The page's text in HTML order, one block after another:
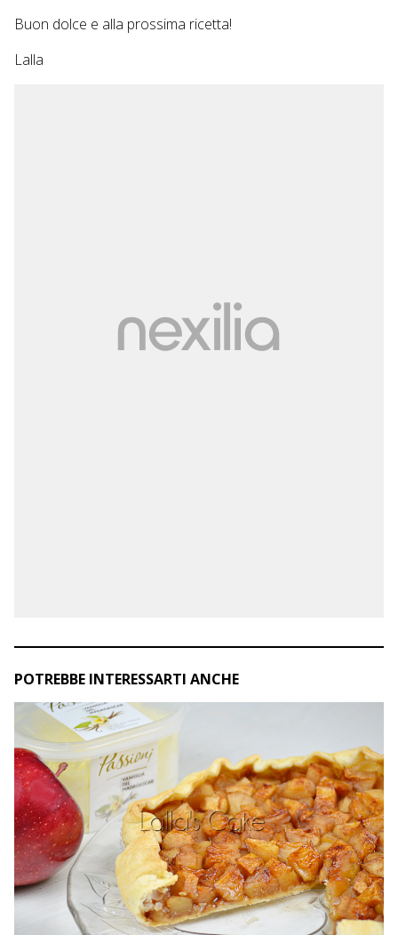
Buon dolce e alla prossima ricetta!
Lalla
POTREBBE INTERESSARTI ANCHE